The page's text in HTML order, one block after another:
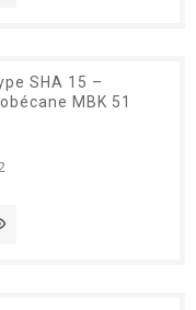
SHA 15 –
MBK 51